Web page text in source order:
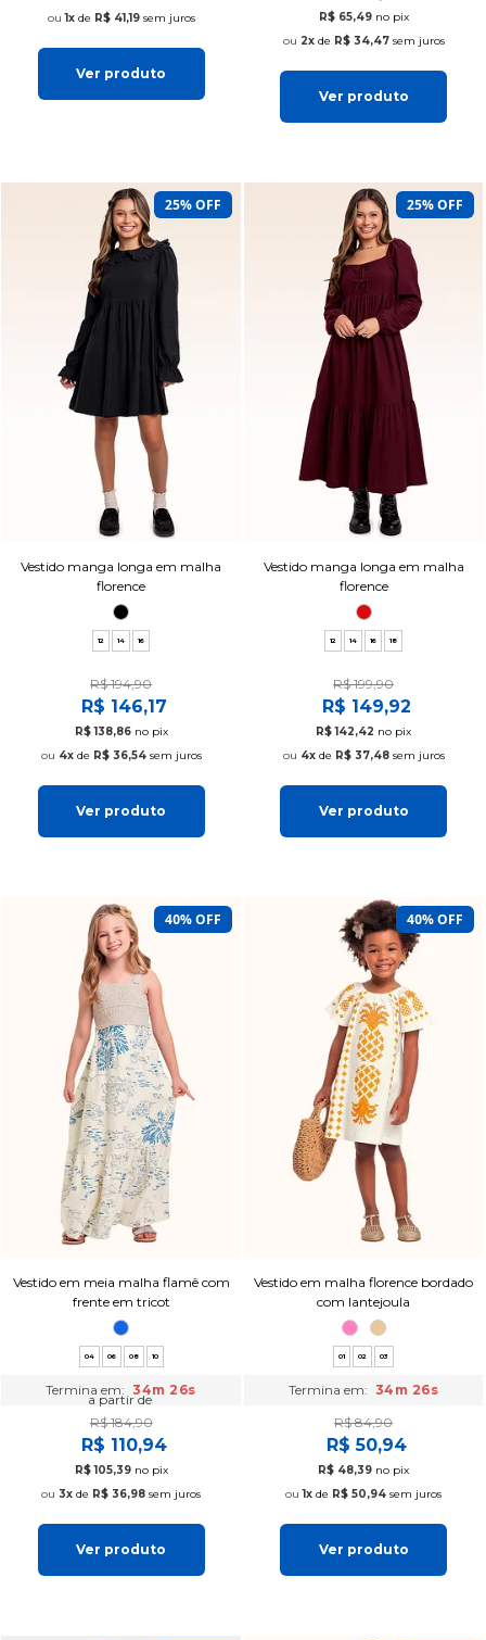
1xde R$ 41,19sem juros
Ver produto
R$ 65,49 no pix
2xde R$ 34,47sem juros
Ver produto
25% OFF
Vestido manga longa em malha
florence
12 14 16
R$ 194,90
R$ 146,17
R$ 138,86 no pix
4xde R$ 36,54sem juros
Ver produto
25% OFF
Vestido manga longa em malha
florence
12 14 16 18
R$ 199,90
R$ 149,92
R$ 142,42 no pix
4xde R$ 37,48sem juros
Ver produto
40% OFF
Vestido em meia malha flamê com
frente em tricot
04 06 08 10
Termina em: 34m 25s
a partir de
R$ 184,90
R$ 110,94
R$ 105,39 no pix
3x de R$ 36,98 sem juros
Ver produto
40% OFF
Vestido em malha florence bordado
com lantejoula
01 02 03
Termina em: 34m 25s
R$ 84,90
R$ 50,94
R$ 48,39 no pix
1x de R$ 50,94 sem juros
Ver produto